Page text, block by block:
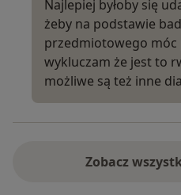
Najlepiej byłoby się
żeby na podstawie
przedmiotowego móc
wykluczam że jest to
możliwe są też inne
Zobacz